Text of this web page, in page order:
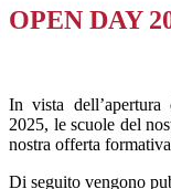
OPEN DAY
In vista
2025, le scuole del
nostra offerta
Di seguito vengono